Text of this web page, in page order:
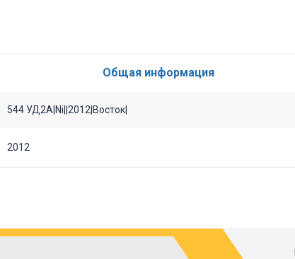
Общая информация
544 УД2А|Ni||2012|Восток|
2012